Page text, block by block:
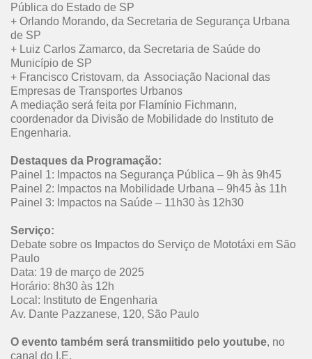
Pública do Estado de SP
+ Orlando Morando, da Secretaria de Segurança Urbana
de SP
+ Luiz Carlos Zamarco, da Secretaria de Saúde do
Município de SP
+ Francisco Cristovam, da Associação Nacional das
Empresas de Transportes Urbanos
A mediação será feita por Flamínio Fichmann,
coordenador da Divisão de Mobilidade do Instituto de
Engenharia.
Destaques da Programação:
Painel 1: Impactos na Segurança Pública – 9h às 9h45
Painel 2: Impactos na Mobilidade Urbana – 9h45 às 11h
Painel 3: Impactos na Saúde – 11h30 às 12h30
Serviço:
Debate sobre os Impactos do Serviço de Mototáxi em São
Paulo
Data: 19 de março de 2025
Horário: 8h30 às 12h
Local: Instituto de Engenharia
Av. Dante Pazzanese, 120, São Paulo
O evento também será transmiitido pelo youtube, no
canal do I.E.